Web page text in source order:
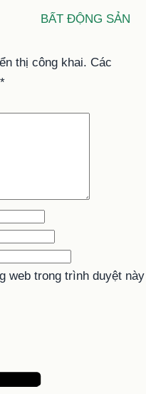
BẤT ĐỘNG SẢN
thị công khai. Các
*
web trong trình duyệt này